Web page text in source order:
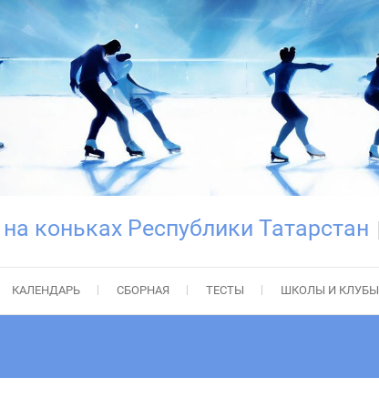
коньках Республики Татарстан
КАЛЕНДАРЬ СБОРНАЯ ТЕСТЫ ШКОЛЫ И КЛУБЫ